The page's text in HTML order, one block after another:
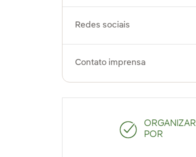
Redes sociais
Contato imprensa
ORGANIZAR
POR